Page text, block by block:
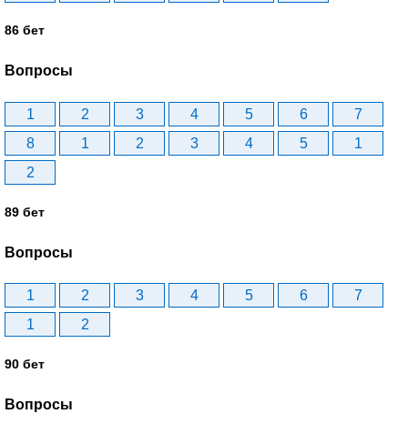
86 бет
Вопросы
1 2 3 4 5 6
7
8
1 2 3 4 5
1
2
89 бет
Вопросы
1 2 3 4 5 6
7
1
2
90 бет
Вопросы